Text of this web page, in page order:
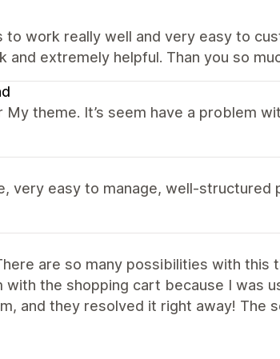
to work really well and very easy to
and extremely helpful. Than you so
theme. It’s seem have a problem
very easy to manage, well-structured
are so many possibilities with this
with the shopping cart because I was
and they resolved it right away! The